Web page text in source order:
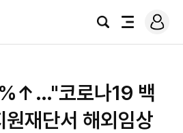
검
전
로
그
코로나19 백
재단서 해외임상